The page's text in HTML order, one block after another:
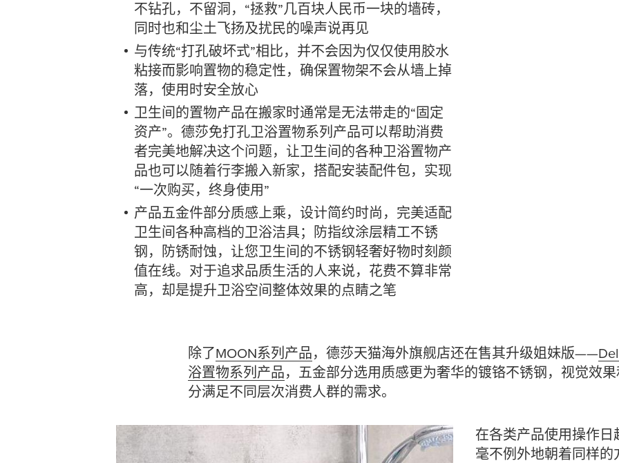
不钻孔，不留洞，“拯救”几百块人民币一块的墙砖，
同时也和尘土飞扬及扰民的噪声说再见
与传统“打孔破坏式”相比，并不会因为仅仅使用胶水
粘接而影响置物的稳定性，确保置物架不会从墙上掉
落，使用时安全放心
卫生间的置物产品在搬家时通常是无法带走的“固定
资产”。德莎免打孔卫浴置物系列产品可以帮助消费
者完美地解决这个问题，让卫生间的各种卫浴置物产
品也可以随着行李搬入新家，搭配安装配件包，实现
“一次购买，终身使用”
产品五金件部分质感上乘，设计简约时尚，完美适配
卫生间各种高档的卫浴洁具；防指纹涂层精工不锈
钢，防锈耐蚀，让您卫生间的不锈钢轻奢好物时刻颜
值在线。对于追求品质生活的人来说，花费不算非常
高，却是提升卫浴空间整体效果的点睛之笔
除了MOON系列产品，德莎天猫海外旗舰店还在售其升级姐妹版——
浴置物系列产品，五金部分选用质感更为奢华的镀铬不锈钢，视觉效
分满足不同层次消费人群的需求。
在各类产品使用操作日
毫不例外地朝着同样